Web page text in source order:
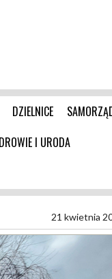
DZIELNICE
I URODA
21 kwietnia